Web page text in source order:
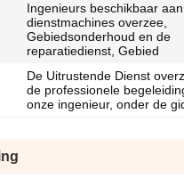
Ingenieurs beschikbaar
dienstmachines overzee,
Gebiedsonderhoud en de
reparatiedienst, Gebied
De Uitrustende Dienst
de professionele
onze ingenieur, onder de